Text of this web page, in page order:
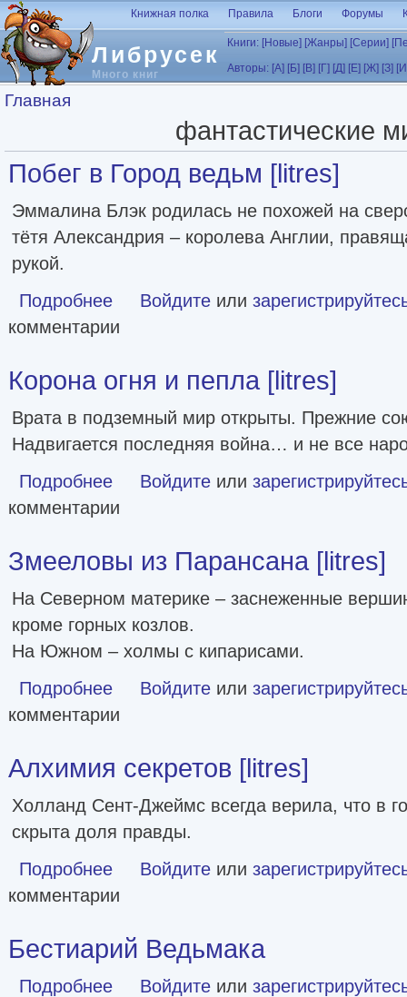
Перейти к основному содержанию
Либрусек
Много книг
Книжная полка Правила Блоги Форумы
Книги: [Новые] [Жанры] [Серии]
Авторы: [А] [Б] [В] [Г] [Д] [Е] [Ж] [З]
Вы здесь
Главная
фантастические
Побег в Город ведьм [litres]
Эммалина Блэк родилась не похожей на
тётя Александрия – королева Англии,
рукой.
Подробнее о Побег в Город ведьм [litres]
Войдите или
комментарии
Корона огня и пепла [litres]
Врата в подземный мир открыты. Прежние
Надвигается последняя война… и не все
Подробнее о Корона огня и пепла [litres]
Войдите или
комментарии
Змееловы из Парансана [litres]
На Северном материке – заснеженные
кроме горных козлов.
На Южном – холмы с кипарисами.
Подробнее о Змееловы из Парансана [litres]
Войдите или
комментарии
Алхимия секретов [litres]
Холланд Сент-Джеймс всегда верила, что в
скрыта доля правды.
Подробнее о Алхимия секретов [litres]
Войдите или
комментарии
Бестиарий Ведьмака
Подробнее о Бестиарий Ведьмака
Войдите или